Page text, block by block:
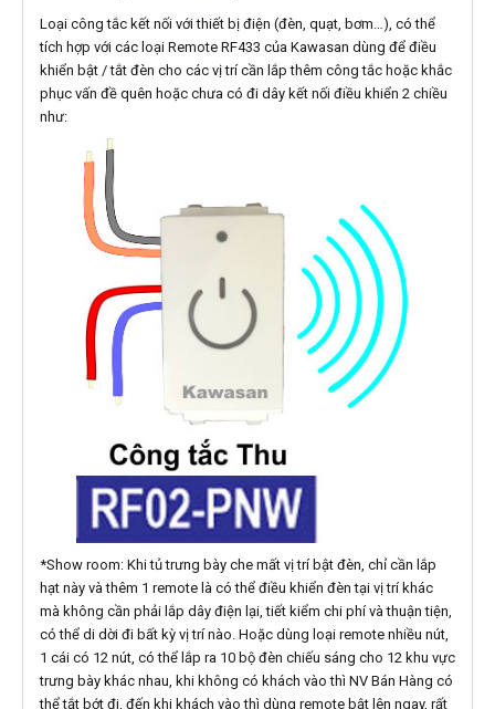
Loại công tắc kết nối với thiết bị điện (đèn, quạt, bơm…), có thể
tích hợp với các loại Remote RF433 của Kawasan dùng để điều
khiển bật / tắt đèn cho các vị trí cần lắp thêm công tắc hoặc khắc
phục vấn đề quên hoặc chưa có đi dây kết nối điều khiển 2 chiều
như:
*Show room: Khi tủ trưng bày che mất vị trí bật đèn, chỉ cần lắp
hạt này và thêm 1 remote là có thể điều khiển đèn tại vị trí khác
mà không cần phải lắp dây điện lại, tiết kiểm chi phí và thuận tiện,
có thể di dời đi bất kỳ vị trí nào. Hoặc dùng loại remote nhiều nút,
1 cái có 12 nút, có thể lắp ra 10 bộ đèn chiếu sáng cho 12 khu vực
trưng bày khác nhau, khi không có khách vào thì NV Bán Hàng có
thể tắt bớt đi, đến khi khách vào thì dùng remote bật lên ngay, rất